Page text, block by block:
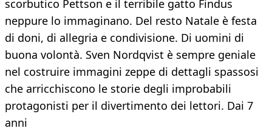
scorbutico Pettson e il terribile gatto Findus
neppure lo immaginano. Del resto Natale è festa
di doni, di allegria e condivisione. Di uomini di
buona volontà. Sven Nordqvist è sempre geniale
nel costruire immagini zeppe di dettagli spassosi
che arricchiscono le storie degli improbabili
protagonisti per il divertimento dei lettori. Dai 7
anni